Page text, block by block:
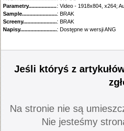
Parametry.........................................
: Video - 1918x804, x264;
Sample............................................
: BRAK
Screeny...........................................
: BRAK
Napisy............................................: Dostępne w wersji ANG
Jeśli któryś z
Na stronie nie są
Nie jesteśmy